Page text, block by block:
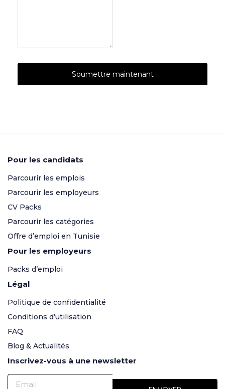
Pour les candidats
Parcourir les emplois
Parcourir les employeurs
CV Packs
Parcourir les catégories
Offre d’emploi en Tunisie
Pour les employeurs
Packs d’emploi
Légal
Politique de confidentialité
Conditions d’utilisation
FAQ
Blog & Actualités
Inscrivez-vous à une newsletter